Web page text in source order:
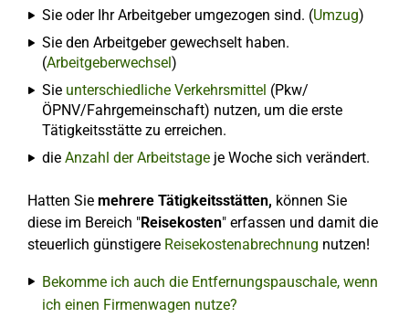
Sie oder Ihr Arbeitgeber umgezogen sind. (Umzug)
Sie den Arbeitgeber gewechselt haben.
(Arbeitgeberwechsel)
Sie unterschiedliche Verkehrsmittel (Pkw/
ÖPNV/Fahrgemeinschaft) nutzen, um die erste
Tätigkeitsstätte zu erreichen.
die Anzahl der Arbeitstage je Woche sich verändert.
Hatten Sie mehrere Tätigkeitsstätten, können Sie
diese im Bereich "Reisekosten" erfassen und damit die
steuerlich günstigere Reisekostenabrechnung nutzen!
Bekomme ich auch die Entfernungspauschale, wenn
ich einen Firmenwagen nutze?